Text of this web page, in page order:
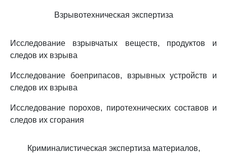
Взрывотехническая экспертиза
Исследование взрывчатых веществ, продуктов и
следов их взрыва
Исследование боеприпасов, взрывных устройств и
следов их взрыва
Исследование порохов, пиротехнических составов и
следов их сгорания
Криминалистическая экспертиза материалов,